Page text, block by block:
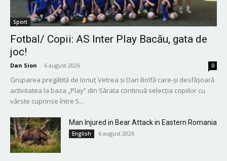
Sport
Fotbal/ Copii: AS Inter Play Bacău, gata de
joc!
Dan Sion - 6 august 2026 0
Gruparea pregătită de Ionuț Vetrea și Dan Bolfă care-și desfășoară
activitatea la baza „Play” din Sărata continuă selecția copiilor cu
vârste cuprinse între 5...
Man Injured in Bear Attack in Eastern Romania
English 6 august 2026